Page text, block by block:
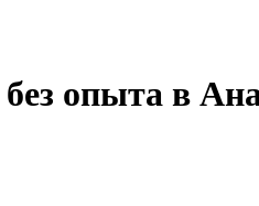
без опыта в